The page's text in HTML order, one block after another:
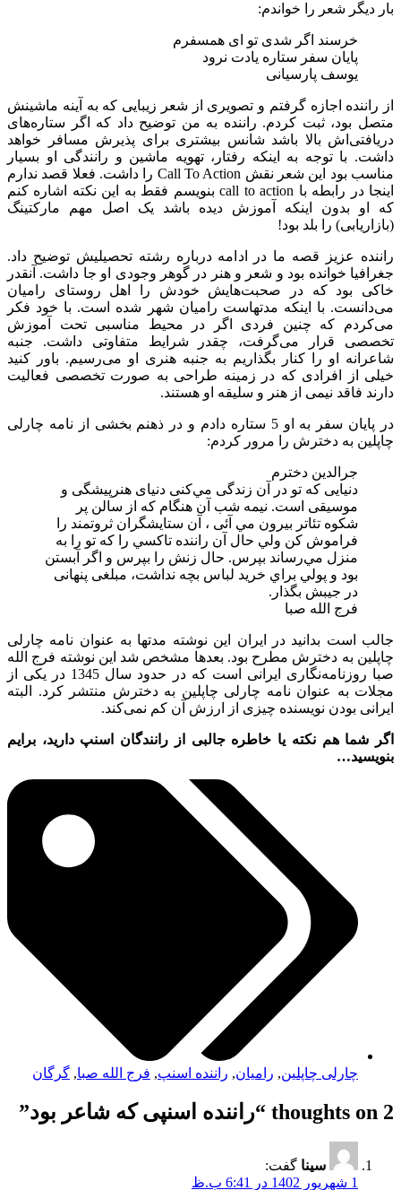
بار دیگر شعر را خواندم:
خرسند اگر شدی تو ای همسفرم
پایان سفر ستاره یادت نرود
یوسف پارسیانی
از راننده اجازه گرفتم و تصویری از شعر زیبایی که به آینه ماشینش
متصل بود، ثبت کردم. راننده به من توضیح داد که اگر ستاره‌های
دریافتی‌اش بالا باشد شانس بیشتری برای پذیرش مسافر خواهد
داشت. با توجه به اینکه رفتار، تهویه ماشین و رانندگی او بسیار
مناسب بود این شعر نقش Call To Action را داشت. فعلا قصد ندارم
اینجا در رابطه با call to action بنویسم فقط به این نکته اشاره کنم
که او بدون اینکه آموزش دیده باشد یک اصل مهم مارکتینگ
(بازاریابی) را بلد بود!
راننده عزیز قصه ما در ادامه درباره رشته تحصیلیش توضیح داد.
جغرافیا خوانده بود و شعر و هنر در گوهر وجودی او جا داشت. آنقدر
خاکی بود که در صحبت‌هایش خودش را اهل روستای رامیان
می‌دانست. با اینکه مدتهاست رامیان شهر شده است. با خود فکر
می‌کردم که چنین فردی اگر در محیط مناسبی تحت آموزش
تخصصی قرار می‌گرفت، چقدر شرایط متفاوتی داشت. جنبه
شاعرانه او را کنار بگذاریم به جنبه هنری او می‌رسیم. باور کنید
خیلی از افرادی که در زمینه طراحی به صورت تخصصی فعالیت
دارند فاقد نیمی از هنر و سلیقه او هستند.
در پایان سفر به او 5 ستاره دادم و در ذهنم بخشی از نامه چارلی
چاپلین به دخترش را مرور کردم:
جرالدین دخترم
دنيایی كه تو در آن زندگی مي‌كنی دنيای هنرپيشگی و
موسيقی است. نيمه شب آن هنگام كه از سالن پر
شكوه تئاتر بيرون مي آئی ، آن ستايشگران ثروتمند را
فراموش كن ولي حال آن راننده تاكسي را كه تو را به
منزل مي‌رساند بپرس. حال زنش را بپرس و اگر آبستن
بود و پولي براي خريد لباس بچه نداشت، مبلغی پنهانی
در جيبش بگذار.
فرج الله صبا
جالب است بدانید در ایران این نوشته مدتها به عنوان نامه چارلی
چاپلین به دخترش مطرح بود. بعدها مشخص شد این نوشته فرج الله
صبا روزنامه‌نگاری ایرانی است که در حدود سال 1345 در یکی از
مجلات به عنوان نامه چارلی چاپلین به دخترش منتشر کرد. البته
ایرانی بودن نویسنده چیزی از ارزش آن کم نمی‌کند.
اگر شما هم نکته یا خاطره‌ جالبی از رانندگان اسنپ دارید، برایم
بنویسید…
چارلی چاپلین, رامیان, راننده اسنپ, فرج الله صبا, گرگان
2 thoughts on “ راننده اسنپی که شاعر بود”
سینا گفت:
1 شهریور 1402 در 6:41 ب.ظ